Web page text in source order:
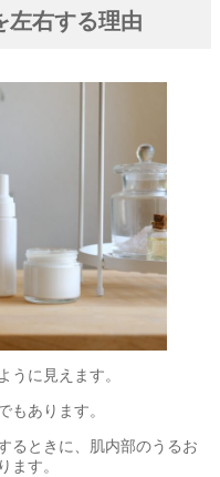
右する理由
うに見えます。
もあります。
るときに、肌内部のうるお
ます。